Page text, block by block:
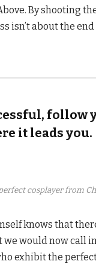
By shooting
isn’t about the
follow
it leads you.
cosplayer from
knows that
we would now call
exhibit the